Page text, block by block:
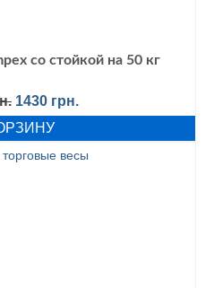
со стойкой на 50 кг
Первоначальная
цена
составляла
2100 грн..
1430 грн.
цена: